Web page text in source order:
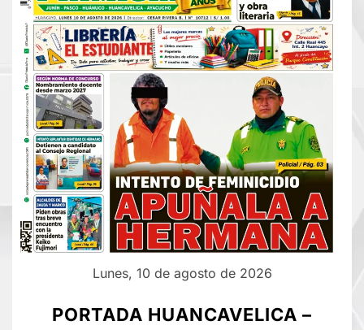
Lunes, 10 de agosto de 2026
PORTADA HUANCAVELICA –